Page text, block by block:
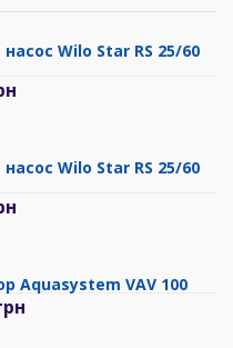
Wilo Star RS 25/60
Wilo Star RS 25/60
Aquasystem VAV 100